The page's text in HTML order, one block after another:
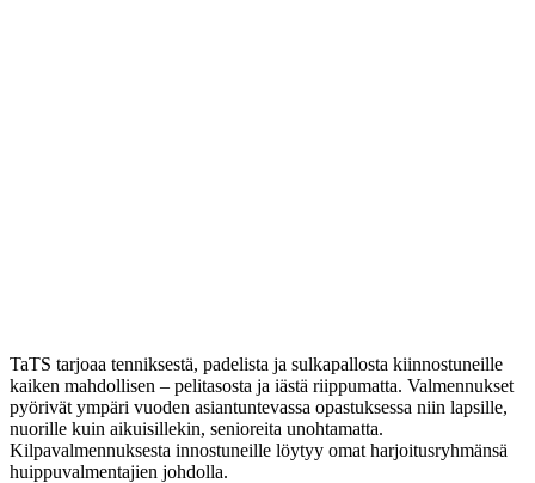
TaTS tarjoaa tenniksestä, padelista ja sulkapallosta kiinnostuneille
kaiken mahdollisen – pelitasosta ja iästä riippumatta. Valmennukset
pyörivät ympäri vuoden asiantuntevassa opastuksessa niin lapsille,
nuorille kuin aikuisillekin, senioreita unohtamatta.
Kilpavalmennuksesta innostuneille löytyy omat harjoitusryhmänsä
huippuvalmentajien johdolla.